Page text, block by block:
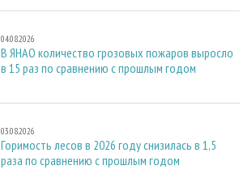
04.08.2026
В ЯНАО количество грозовых пожаров выросло
в 15 раз по сравнению с прошлым годом
03.08.2026
Горимость лесов в 2026 году снизилась в 1,5
раза по сравнению с прошлым годом